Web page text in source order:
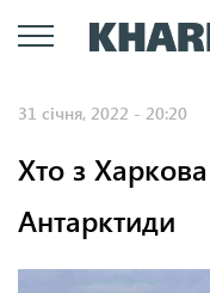
31 січня, 2022 - 20:20
Хто з
Антарктиди